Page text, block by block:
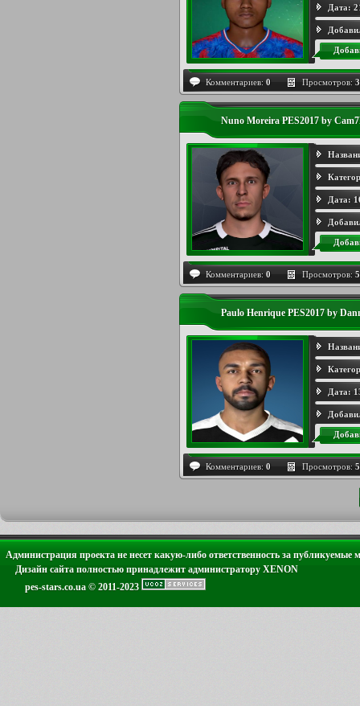
Дата:
Комментариев: 0 Просмотров:
Nuno Moreira PES2017 by
Дата:
Комментариев: 0 Просмотров:
Paulo Henrique PES2017 by
Дата:
Комментариев: 0 Просмотров:
Администрация проекта не несет какую-либо ответственность за публикуемые
Дизайн сайта полностью принадлежит администратору XENON
pes-stars.co.ua © 2011-2023